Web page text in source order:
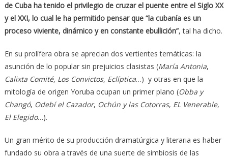
de Cuba ha tenido el privilegio de cruzar el puente entre el Siglo XX
y el XXI, lo cual le ha permitido pensar que “la cubanía es un
proceso viviente, dinámico y en constante ebullición”, tal ha dicho.
En su prolífera obra se aprecian dos vertientes temáticas: la
asunción de lo popular sin prejuicios clasistas (María Antonia,
Calixta Comité, Los Convictos, Eclíptica…) y otras en que la
mitología de origen Yoruba ocupan un primer plano (Obba y
Changó, Odebí el Cazador, Ochún y las Cotorras, EL Venerable,
El Elegido…).
Un gran mérito de su producción dramatúrgica y literaria es haber
fundado su obra a través de una suerte de simbiosis de las